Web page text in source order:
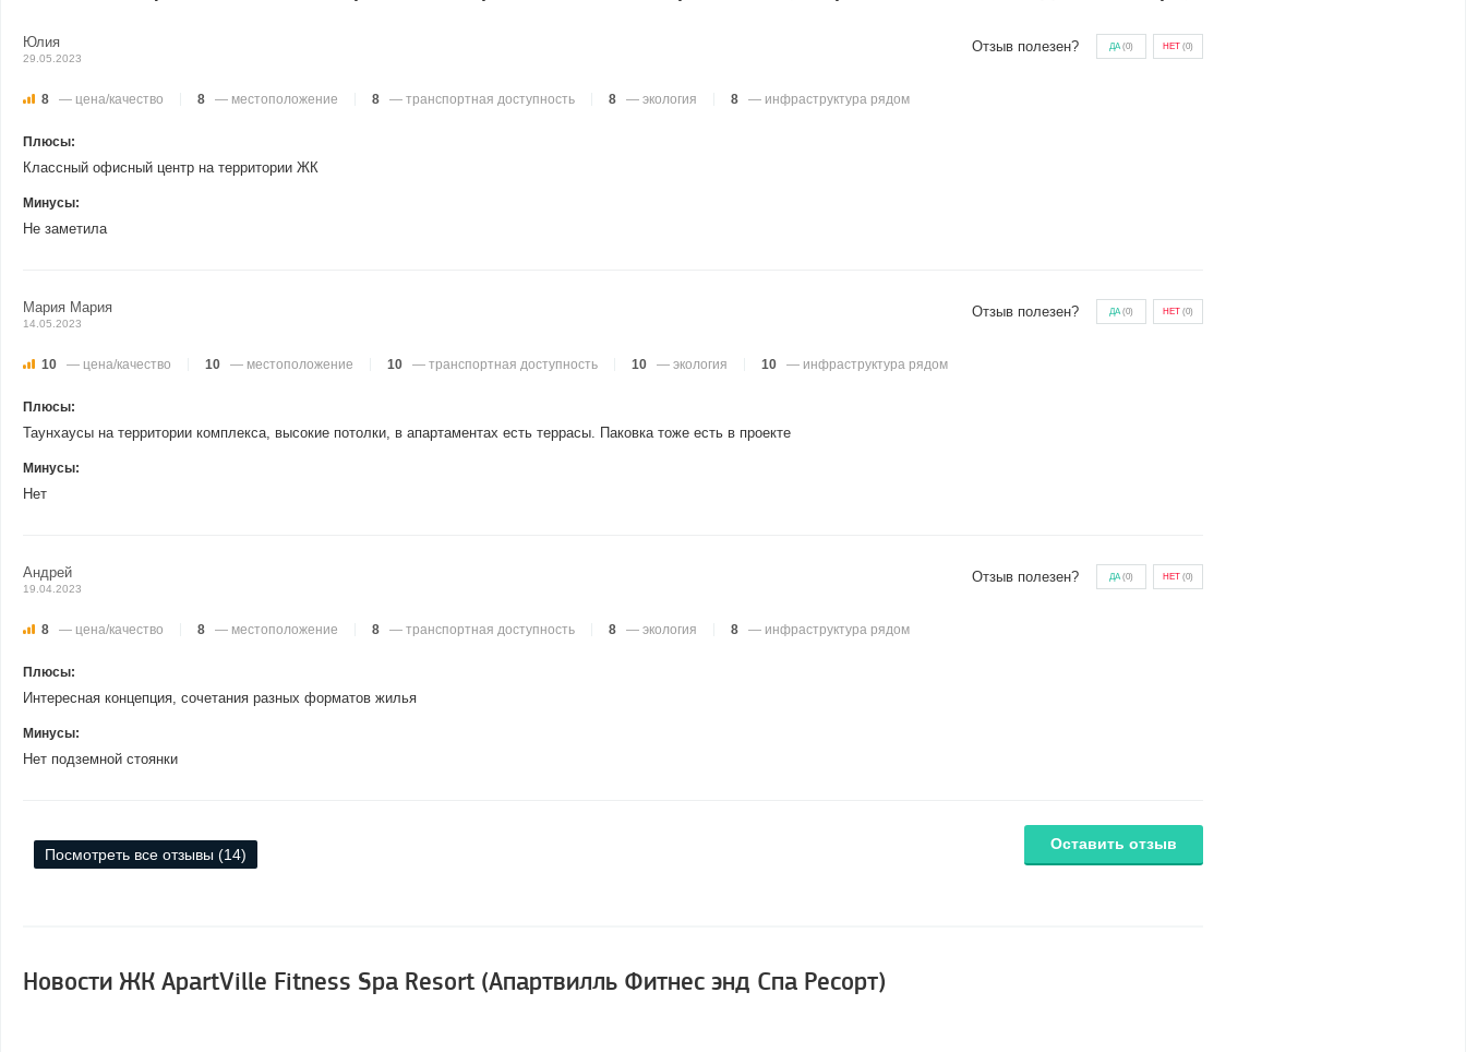
Юлия
29.05.2023
Отзыв полезен? ДА(0) НЕТ (0)
8 — цена/качество 8 — местоположение 8 — транспортная доступность 8 — экология 8 — инфраструктура рядом
Плюсы:
Классный офисный центр на территории ЖК
Минусы:
Не заметила
Мария Мария
14.05.2023
Отзыв полезен? ДА(0) НЕТ (0)
10 — цена/качество 10 — местоположение 10 — транспортная доступность 10 — экология 10 — инфраструктура рядом
Плюсы:
Таунхаусы на территории комплекса, высокие потолки, в апартаментах есть террасы. Паковка тоже есть в проекте
Минусы:
Нет
Андрей
19.04.2023
Отзыв полезен? ДА(0) НЕТ (0)
8 — цена/качество 8 — местоположение 8 — транспортная доступность 8 — экология 8 — инфраструктура рядом
Плюсы:
Интересная концепция, сочетания разных форматов жилья
Минусы:
Нет подземной стоянки
Посмотреть все отзывы (14)
Оставить отзыв
Новости ЖК ApartVille Fitness Spa Resort (Апартвилль Фитнес энд Спа Ресорт)